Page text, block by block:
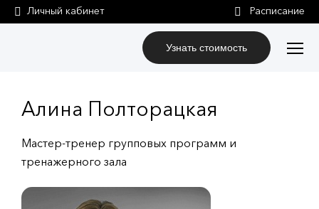
Личный кабинет
Узнать стоимость
Алина Полторацкая
Мастер-тренер групповых программ и
тренажерного зала